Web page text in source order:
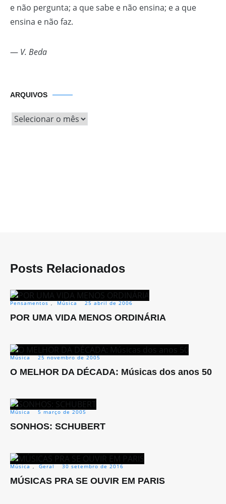
e não pergunta; a que sabe e não ensina; e a que
ensina e não faz.
— V. Beda
ARQUIVOS Arquivos
Posts Relacionados
Pensamentos , Música 25 abril de 2006
POR UMA VIDA MENOS ORDINÁRIA
Música 25 novembro de 2005
O MELHOR DA DÉCADA: Músicas dos anos 50
Música 5 março de 2005
SONHOS: SCHUBERT
Música , Geral 30 setembro de 2016
MÚSICAS PRA SE OUVIR EM PARIS